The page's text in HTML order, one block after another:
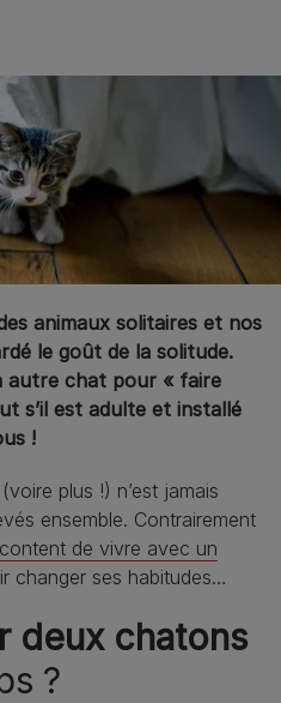
animaux solitaires et nos
le goût de la solitude.
autre chat pour « faire
s’il est adulte et installé
!
plus !) n’est jamais
ensemble. Contrairement
de vivre avec un
changer ses habitudes…
deux chatons
?